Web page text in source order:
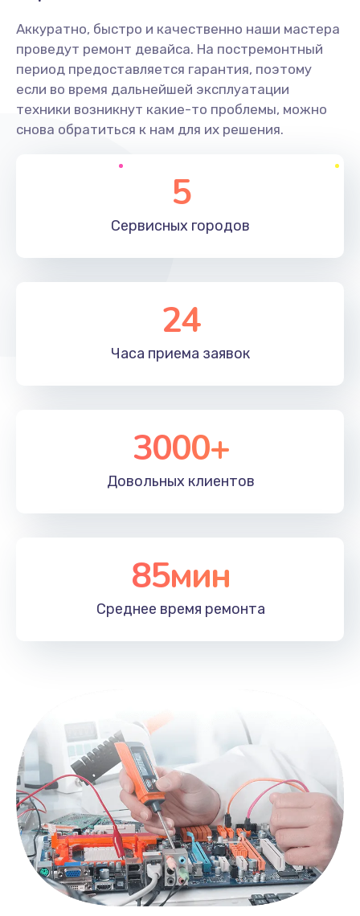
Аккуратно, быстро и качественно наши мастера
проведут ремонт девайса. На постремонтный
период предоставляется гарантия, поэтому
если во время дальнейшей эксплуатации
техники возникнут какие-то проблемы, можно
снова обратиться к нам для их решения.
5
Сервисных городов
24
Часа приема заявок
3000+
Довольных клиентов
85мин
Среднее время ремонта